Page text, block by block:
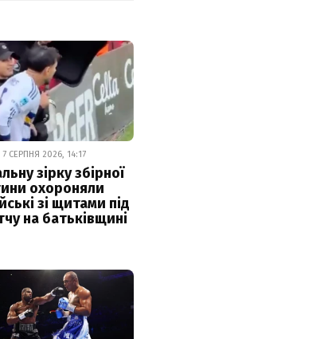
СЕРПНЯ 2026, 14:17
зірку збірної
охороняли
зі щитами під
на батьківщині